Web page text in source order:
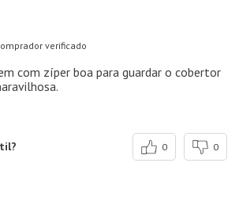
verificado
com zíper boa para guardar o cobertor
0 0